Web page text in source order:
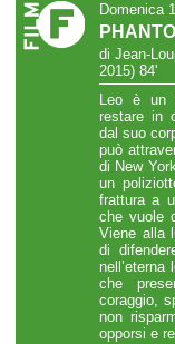
Domenica
di Jean-
2015) 84'
Leo è un
restare in
dal suo
può
di New
un
frattura a
che vuole
Viene alla
di
che
coraggio,
non
opporsi e